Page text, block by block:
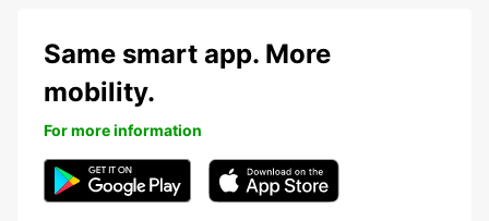
Same smart app. More
mobility.
For more information